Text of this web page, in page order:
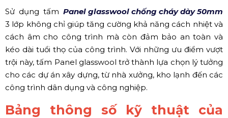
Sử dụng tấm Panel glasswool chống cháy dày 50mm
3 lớp không chỉ giúp tăng cường khả năng cách nhiệt và
cách âm cho công trình mà còn đảm bảo an toàn và
kéo dài tuổi thọ của công trình. Với những ưu điểm vượt
trội này, tấm Panel glasswool trở thành lựa chọn lý tưởng
cho các dự án xây dựng, từ nhà xưởng, kho lạnh đến các
công trình dân dụng và công nghiệp.
Bảng thông số kỹ thuật của